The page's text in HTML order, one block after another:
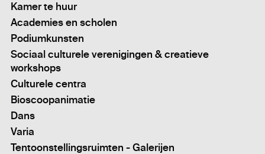
Kamer te huur
Academies en scholen
Podiumkunsten
Sociaal culturele verenigingen & creatieve
workshops
Culturele centra
Bioscoopanimatie
Dans
Varia
Tentoonstellingsruimten - Galerijen